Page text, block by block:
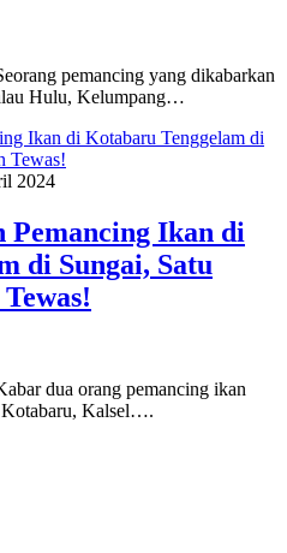
pemancing yang dikabarkan
Hulu, Kelumpang…
2024
Pemancing Ikan di
di Sungai, Satu
dua orang pemancing ikan
Kotabaru, Kalsel….